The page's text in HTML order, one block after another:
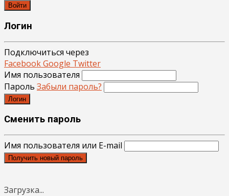
Войти
Логин
Подключиться через
FacebookGoogle Twitter
Имя пользователя
Пароль Забыли пароль?
Логин
Сменить пароль
Имя пользователя или E-mail
Получить новый пароль
Загрузка...